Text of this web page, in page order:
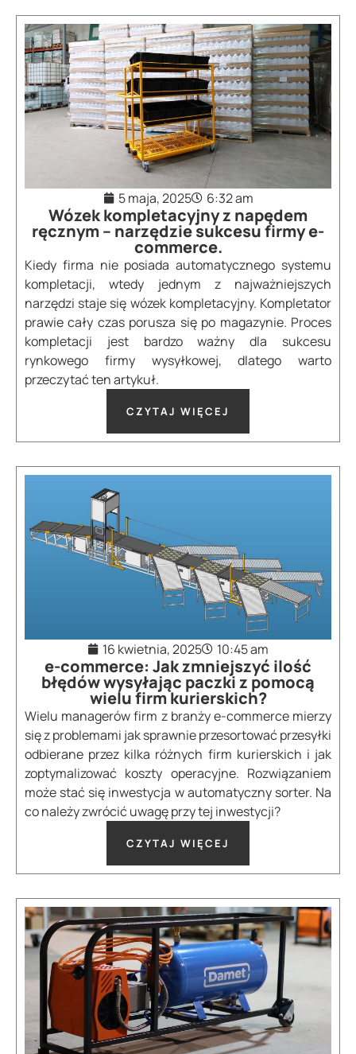
5 maja, 2025 6:32 am
Wózek kompletacyjny z napędem
ręcznym – narzędzie sukcesu firmy e-
commerce.
Kiedy firma nie posiada automatycznego systemu
kompletacji, wtedy jednym z najważniejszych
narzędzi staje się wózek kompletacyjny. Kompletator
prawie cały czas porusza się po magazynie. Proces
kompletacji jest bardzo ważny dla sukcesu
rynkowego firmy wysyłkowej, dlatego warto
przeczytać ten artykuł.
CZYTAJ WIĘCEJ
16 kwietnia, 2025 10:45 am
e-commerce: Jak zmniejszyć ilość
błędów wysyłając paczki z pomocą
wielu firm kurierskich?
Wielu managerów firm z branży e-commerce mierzy
się z problemami jak sprawnie przesortować przesyłki
odbierane przez kilka różnych firm kurierskich i jak
zoptymalizować koszty operacyjne. Rozwiązaniem
może stać się inwestycja w automatyczny sorter. Na
co należy zwrócić uwagę przy tej inwestycji?
CZYTAJ WIĘCEJ